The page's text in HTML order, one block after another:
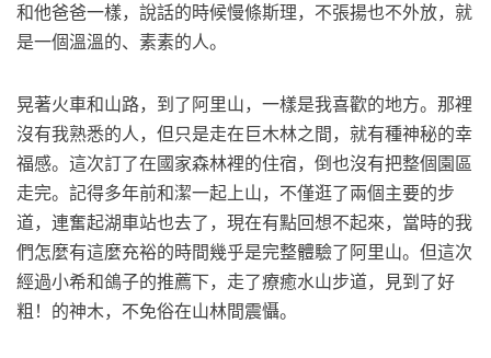
和他爸爸一樣，說話的時候慢條斯理，不張揚也不外放，就
是一個溫溫的、素素的人。
晃著火車和山路，到了阿里山，一樣是我喜歡的地方。那裡
沒有我熟悉的人，但只是走在巨木林之間，就有種神秘的幸
福感。這次訂了在國家森林裡的住宿，倒也沒有把整個園區
走完。記得多年前和潔一起上山，不僅逛了兩個主要的步
道，連奮起湖車站也去了，現在有點回想不起來，當時的我
們怎麼有這麼充裕的時間幾乎是完整體驗了阿里山。但這次
經過小希和鴿子的推薦下，走了療癒水山步道，見到了好
粗！的神木，不免俗在山林間震懾。